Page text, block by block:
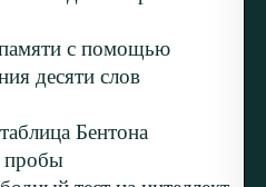
с помощью
десяти слов
Бентона
пробы